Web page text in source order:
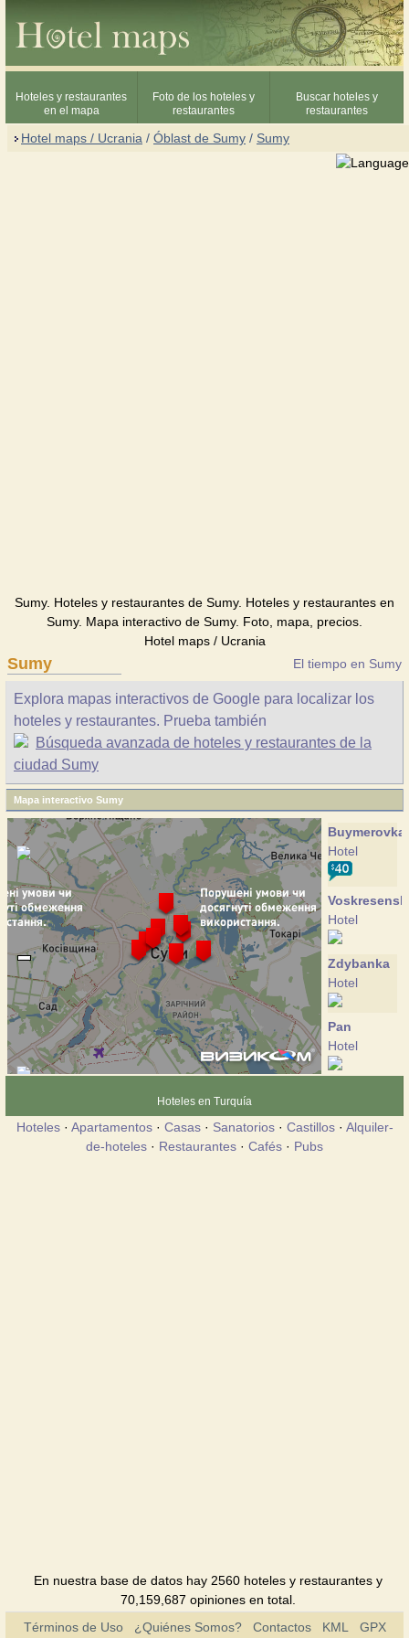
Hoteles y restaurantes
en el mapa
Foto de los hoteles y
restaurantes
Buscar hoteles y
restaurantes
Hotel maps / Ucrania / Óblast de Sumy / Sumy
Sumy. Hoteles y restaurantes de Sumy. Hoteles y restaurantes en
Sumy. Mapa interactivo de Sumy. Foto, mapa, precios.
Hotel maps / Ucrania
Sumy El tiempo en Sumy
Explora mapas interactivos de Google para localizar los
hoteles y restaurantes. Prueba también
Búsqueda avanzada de hoteles y restaurantes de la
ciudad Sumy
Mapa interactivo Sumy
Buymerovka
Hotel
Hotel
Zdybanka
Hotel
Pan
Hotel
Hoteles en Turquía
Hoteles· Apartamentos· Casas· Sanatorios· Castillos· Alquiler-
de-hoteles · Restaurantes · Cafés · Pubs
En nuestra base de datos hay 2560 hoteles y restaurantes y
70,159,687 opiniones en total.
Términos de Uso
¿Quiénes Somos? Contactos KML GPX